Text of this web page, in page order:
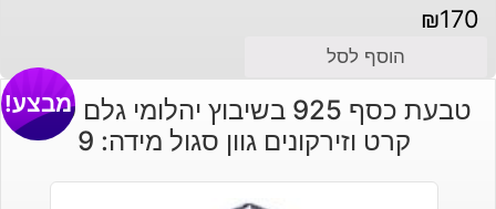
₪170
הוסף לסל
טבעת כסף 925 בשיבוץ יהלומי גלם 0.99
קרט וזירקונים גוון סגול מידה: 9
מבצע!